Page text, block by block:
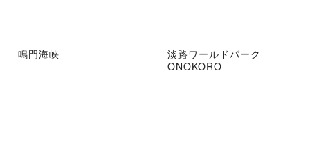
鳴門海峡
淡路ワールドパーク
ONOKORO